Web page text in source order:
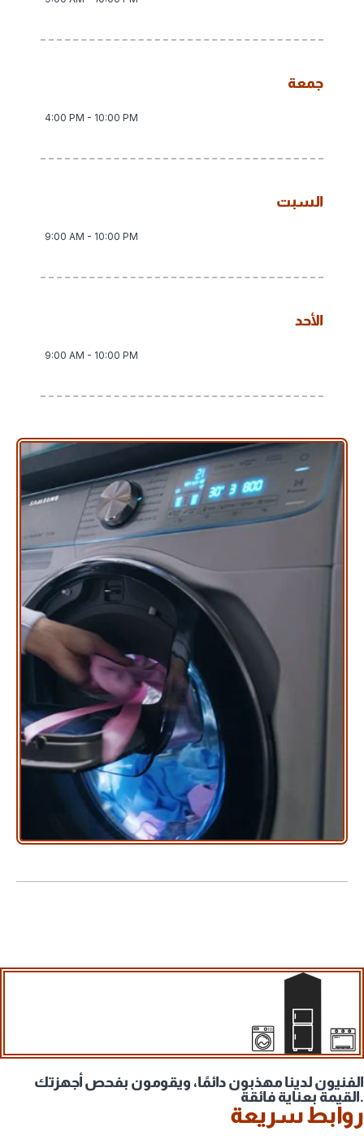
جمعة
4:00 PM - 10:00 PM
السبت
9:00 AM - 10:00 PM
الأحد
9:00 AM - 10:00 PM
الفنيون لدينا مهذبون دائمًا، ويقومون بفحص أجهزتك
القيمة بعناية فائقة.
روابط سريعة